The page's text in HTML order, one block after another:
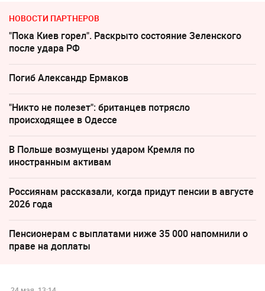
НОВОСТИ ПАРТНЕРОВ
"Пока Киев горел". Раскрыто состояние Зеленского
после удара РФ
Погиб Александр Ермаков
"Никто не полезет": британцев потрясло
происходящее в Одессе
В Польше возмущены ударом Кремля по
иностранным активам
Россиянам рассказали, когда придут пенсии в августе
2026 года
Пенсионерам с выплатами ниже 35 000 напомнили о
праве на доплаты